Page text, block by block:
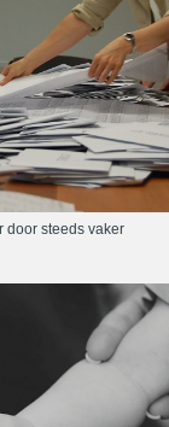
door steeds vaker